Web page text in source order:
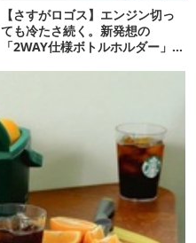
【さすがロゴス】エンジン切っ
ても冷たさ続く。新発想の
「2WAY仕様ボトルホルダー」が